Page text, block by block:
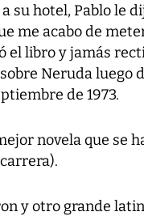
su hotel, Pablo le
me acabo de
el libro y jamás
Neruda luego
de 1973.
novela que se
y otro grande